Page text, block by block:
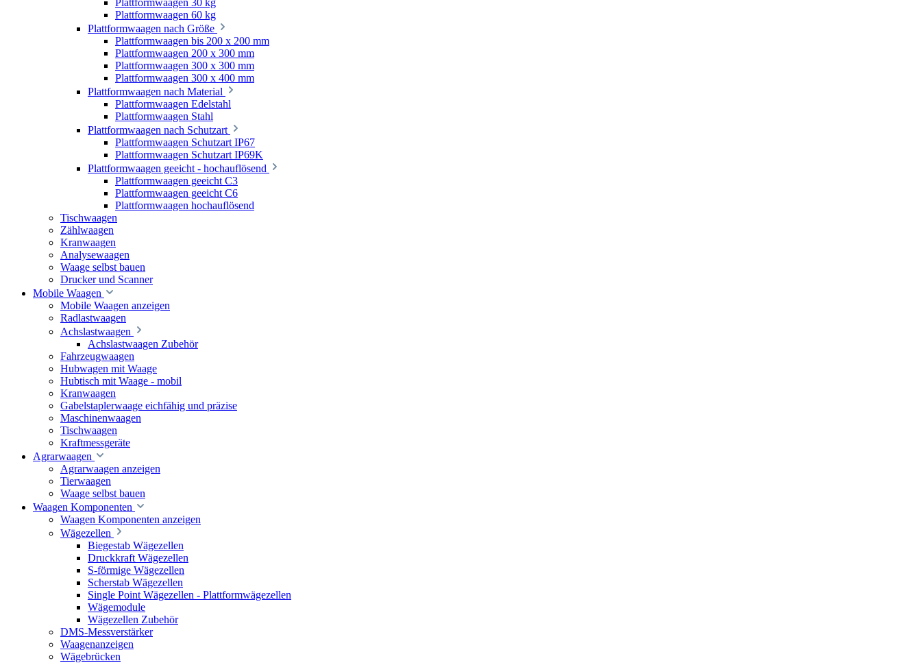
Plattformwaagen 60 kg
Plattformwaagen nach Größe
Plattformwaagen bis 200 x 200 mm
Plattformwaagen 200 x 300 mm
Plattformwaagen 300 x 300 mm
Plattformwaagen 300 x 400 mm
Plattformwaagen nach Material
Plattformwaagen Edelstahl
Plattformwaagen Stahl
Plattformwaagen nach Schutzart
Plattformwaagen Schutzart IP67
Plattformwaagen Schutzart IP69K
Plattformwaagen geeicht - hochauflösend
Plattformwaagen geeicht C3
Plattformwaagen geeicht C6
Plattformwaagen hochauflösend
Tischwaagen
Zählwaagen
Kranwaagen
Analysewaagen
Waage selbst bauen
Drucker und Scanner
Mobile Waagen
Mobile Waagen anzeigen
Radlastwaagen
Achslastwaagen
Achslastwaagen Zubehör
Fahrzeugwaagen
Hubwagen mit Waage
Hubtisch mit Waage - mobil
Kranwaagen
Gabelstaplerwaage eichfähig und präzise
Maschinenwaagen
Tischwaagen
Kraftmessgeräte
Agrarwaagen
Agrarwaagen anzeigen
Tierwaagen
Waage selbst bauen
Waagen Komponenten
Waagen Komponenten anzeigen
Wägezellen
Biegestab Wägezellen
Druckkraft Wägezellen
S-förmige Wägezellen
Scherstab Wägezellen
Single Point Wägezellen - Plattformwägezellen
Wägemodule
Wägezellen Zubehör
DMS-Messverstärker
Waagenanzeigen
Wägebrücken